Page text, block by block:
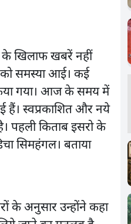
के खिलाफ खबरें नहीं
को समस्या आई। कई
गया। आज के समय में
स्वप्रकाशित और नये
पहली किताब इसरो के
सिमहंगल। बताया
अनुसार उन्होंने कहा